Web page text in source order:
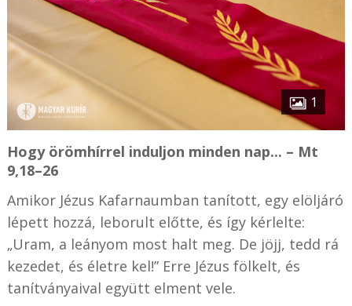
1
Hogy örömhírrel induljon minden nap... – Mt
9,18–26
Amikor Jézus Kafarnaumban tanított, egy elöljáró
lépett hozzá, leborult előtte, és így kérlelte:
„Uram, a leányom most halt meg. De jöjj, tedd rá
kezedet, és életre kel!” Erre Jézus fölkelt, és
tanítványaival együtt elment vele.